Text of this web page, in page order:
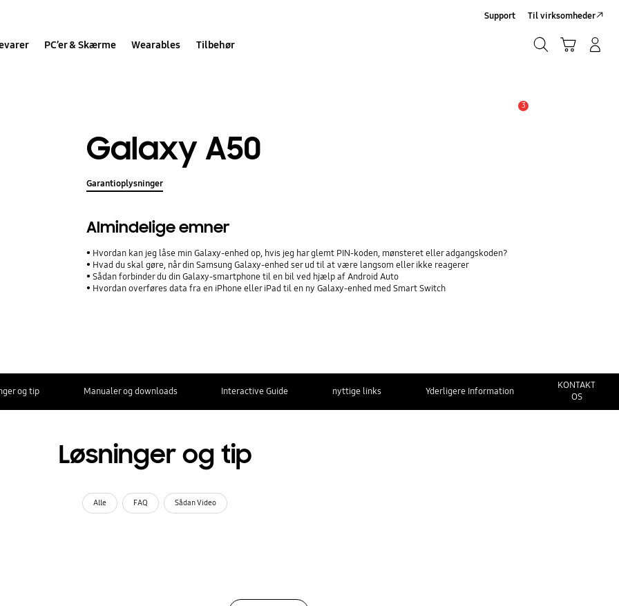
PC’er & Skærme Wearables Tilbehør
Support Til virksomheder
3
Galaxy A50
Garantioplysninger
Almindelige emner
Hvordan kan jeg låse min Galaxy-enhed op, hvis jeg har glemt PIN-koden, mønsteret eller adgangskoden?
Hvad du skal gøre, når din Samsung Galaxy-enhed ser ud til at være langsom eller ikke reagerer
Sådan forbinder du din Galaxy-smartphone til en bil ved hjælp af Android Auto
Hvordan overføres data fra en iPhone eller iPad til en ny Galaxy-enhed med Smart Switch
og tip Manualer og downloads Interactive Guide nyttige links Yderligere Information
KONTAKT
OS
Løsninger og tip
Alle FAQ Sådan Video